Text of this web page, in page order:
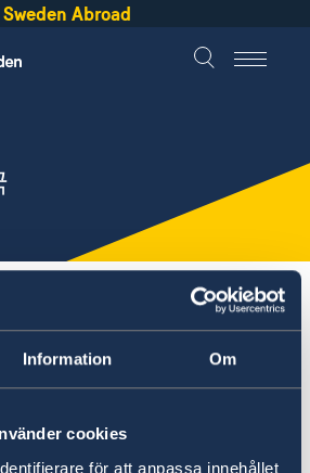
Information Om
cookies
för att anpassa innehållet
Sweden Abroad
무역 및 투자